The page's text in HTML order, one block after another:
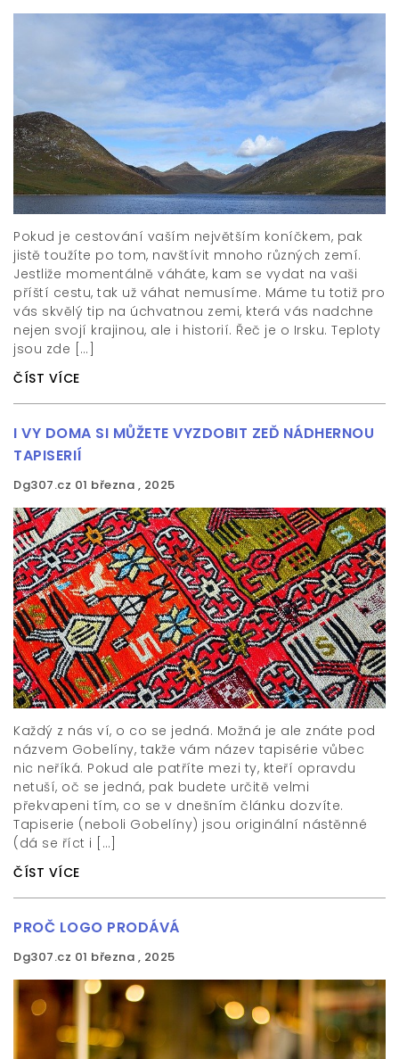
Pokud je cestování vaším největším koníčkem, pak
jistě toužíte po tom, navštívit mnoho různých zemí.
Jestliže momentálně váháte, kam se vydat na vaši
příští cestu, tak už váhat nemusíme. Máme tu totiž pro
vás skvělý tip na úchvatnou zemi, která vás nadchne
nejen svojí krajinou, ale i historií. Řeč je o Irsku. Teploty
jsou zde […]
ČÍST VÍCE
I VY DOMA SI MŮŽETE VYZDOBIT ZEĎ NÁDHERNOU
TAPISERIÍ
Dg307.cz 01 března , 2025
Každý z nás ví, o co se jedná. Možná je ale znáte pod
názvem Gobelíny, takže vám název tapisérie vůbec
nic neříká. Pokud ale patříte mezi ty, kteří opravdu
netuší, oč se jedná, pak budete určitě velmi
překvapeni tím, co se v dnešním článku dozvíte.
Tapiserie (neboli Gobelíny) jsou originální nástěnné
(dá se říct i […]
ČÍST VÍCE
PROČ LOGO PRODÁVÁ
Dg307.cz 01 března , 2025